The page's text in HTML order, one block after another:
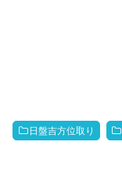
日盤吉方位取り